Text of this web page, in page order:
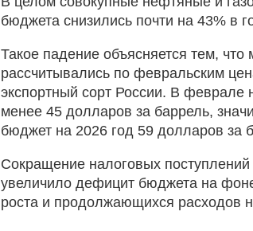
бюджета снизились почти на 43% в
Такое падение объясняется тем, что
рассчитывались по февральским
экспортный сорт России. В феврале
менее 45 долларов за баррель,
бюджет на 2026 год 59 долларов за
Сокращение налоговых поступлений
увеличило дефицит бюджета на
роста и продолжающихся расходов